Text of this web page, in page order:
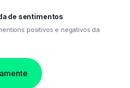
de sentimentos
positivos e negativos da